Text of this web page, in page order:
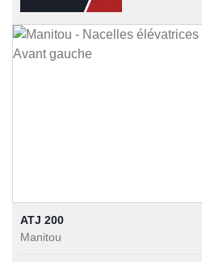
ATJ 200
Manitou